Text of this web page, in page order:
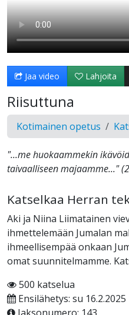
Jaa video Lahjoita
Riisuttuna
Kotimainen opetus
"...me huokaammekin
taivaalliseen majaamme..."
Katselkaa Herran
Aki ja Niina Liimatainen
ihmettelemään Jumalan
ihmeellisempää onkaan
omat suunnitelmamme.
500 katselua
Ensilähetys: su 16.2.2025